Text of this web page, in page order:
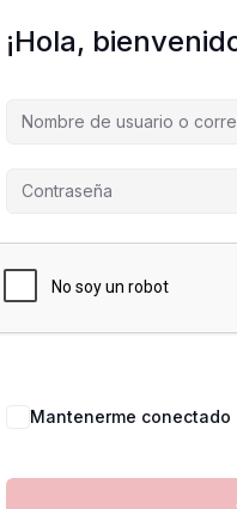
¡Hola,
Mantenerme conectado